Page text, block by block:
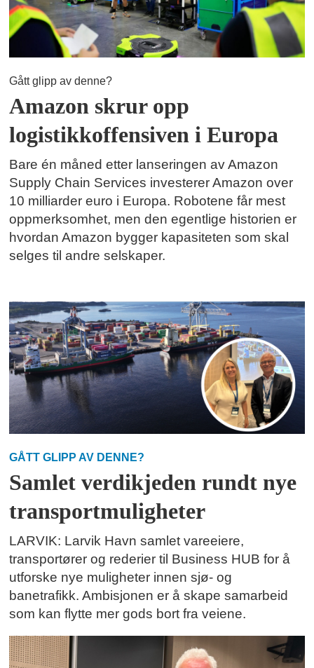
Gått glipp av denne?
Amazon skrur opp
logistikkoffensiven i Europa
Bare én måned etter lanseringen av Amazon
Supply Chain Services investerer Amazon over
10 milliarder euro i Europa. Robotene får mest
oppmerksomhet, men den egentlige historien er
hvordan Amazon bygger kapasiteten som skal
selges til andre selskaper.
GÅTT GLIPP AV DENNE?
Samlet verdikjeden rundt nye
transportmuligheter
LARVIK: Larvik Havn samlet vareeiere,
transportører og rederier til Business HUB for å
utforske nye muligheter innen sjø- og
banetrafikk. Ambisjonen er å skape samarbeid
som kan flytte mer gods bort fra veiene.